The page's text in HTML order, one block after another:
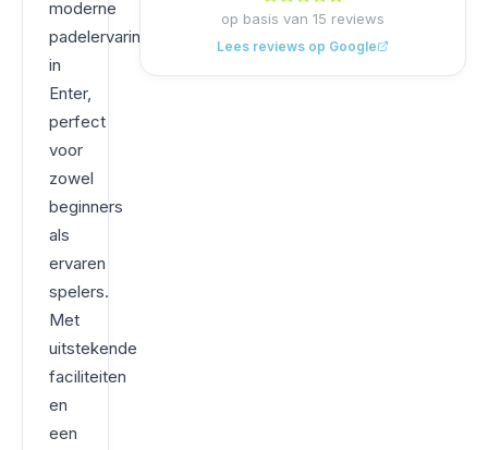
moderne
padelervaring
in
Enter,
perfect
voor
zowel
beginners
als
ervaren
spelers.
Met
uitstekende
faciliteiten
en
een
op basis van 15 reviews
Lees reviews op Google